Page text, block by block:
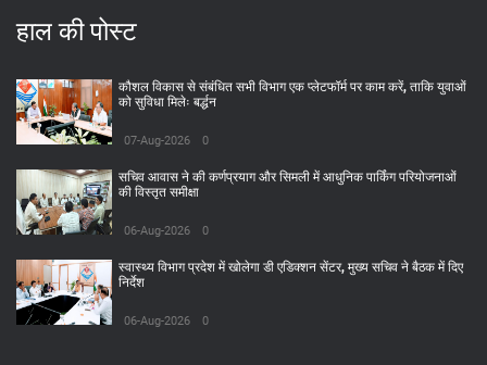
हाल की पोस्ट
कौशल विकास से संबंधित सभी विभाग एक प्लेटफॉर्म पर काम करें, ताकि युवाओं
को सुविधा मिलेः बर्द्धन
07-Aug-2026 0
सचिव आवास ने की कर्णप्रयाग और सिमली में आधुनिक पार्किंग परियोजनाओं
की विस्तृत समीक्षा
06-Aug-2026 0
स्वास्थ्य विभाग प्रदेश में खोलेगा डी एडिक्शन सेंटर, मुख्य सचिव ने बैठक में दिए
निर्देश
06-Aug-2026 0